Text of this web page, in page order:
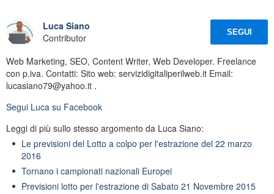
Luca Siano
Contributor
SEGUI
Web Marketing, SEO, Content Writer, Web Developer. Freelance
con p.iva. Contatti: Sito web: servizidigitaliperilweb.it Email:
lucasiano79@yahoo.it .
Segui Luca su Facebook
Leggi di più sullo stesso argomento da Luca Siano:
Le previsioni del Lotto a colpo per l'estrazione del 22 marzo
2016
Tornano i campionati nazionali Europei
Previsioni lotto per l'estrazione di Sabato 21 Novembre 2015